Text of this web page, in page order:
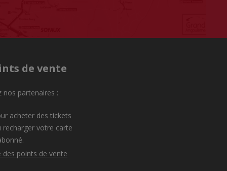
de vente
nos partenaires :
acheter des tickets
recharger votre carte
des points de vente